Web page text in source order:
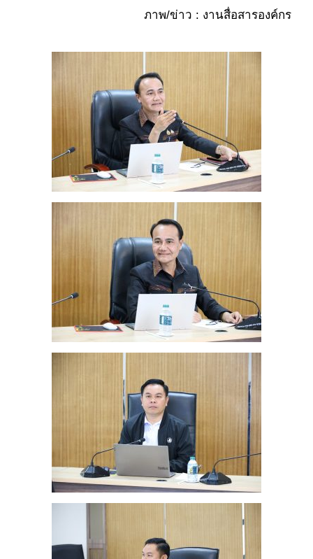
ภาพ/ข่าว : งานสื่อสารองค์กร